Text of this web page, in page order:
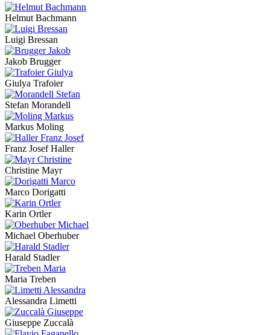
Helmut Bachmann
Luigi Bressan
Jakob Brugger
Giulya Trafoier
Stefan Morandell
Markus Moling
Franz Josef Haller
Christine Mayr
Marco Dorigatti
Karin Ortler
Michael Oberhuber
Harald Stadler
Maria Treben
Alessandra Limetti
Giuseppe Zuccalà